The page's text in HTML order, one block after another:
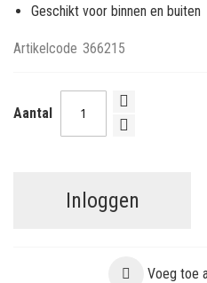
Geschikt voor binnen en buiten
Artikelcode 366215
Aantal
Inloggen
Voeg toe